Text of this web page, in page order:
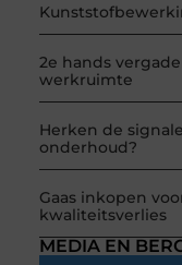
2e hands
werkruimte
Herken de
onderhoud?
Gaas inkopen
kwaliteitsverlies
MEDIA EN